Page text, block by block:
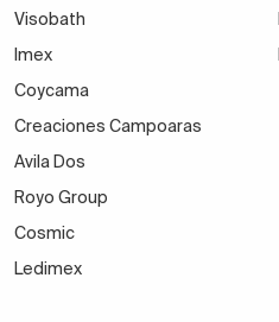
Visobath
Imex
Coycama
Creaciones Campoaras
Avila Dos
Royo Group
Cosmic
Ledimex